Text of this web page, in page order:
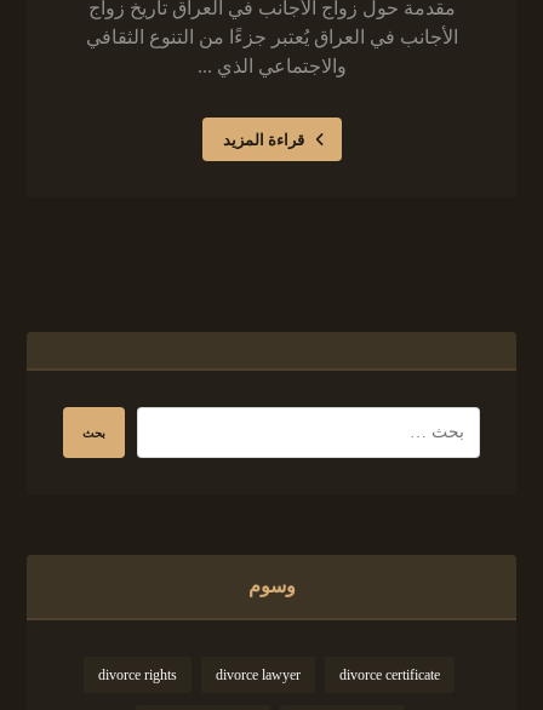
مقدمة حول زواج الأجانب في العراق تاريخ زواج
الأجانب في العراق يُعتبر جزءًا من التنوع الثقافي
والاجتماعي الذي ...
قراءة المزيد
وسوم
divorce certificate
divorce lawyer
divorce rights